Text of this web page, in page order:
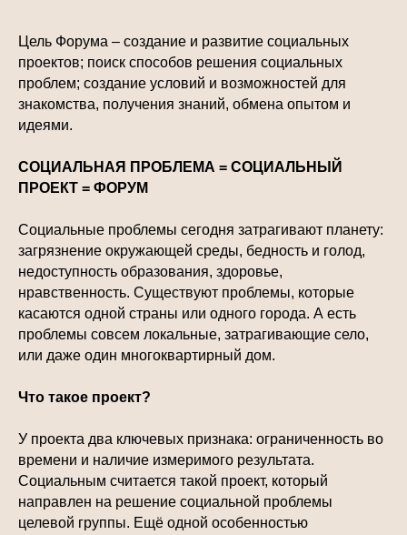
Цель Форума – создание и развитие социальных
проектов; поиск способов решения социальных
проблем; создание условий и возможностей для
знакомства, получения знаний, обмена опытом и
идеями.
СОЦИАЛЬНАЯ ПРОБЛЕМА = СОЦИАЛЬНЫЙ
ПРОЕКТ = ФОРУМ
Социальные проблемы сегодня затрагивают планету:
загрязнение окружающей среды, бедность и голод,
недоступность образования, здоровье,
нравственность. Существуют проблемы, которые
касаются одной страны или одного города. А есть
проблемы совсем локальные, затрагивающие село,
или даже один многоквартирный дом.
Что такое проект?
У проекта два ключевых признака: ограниченность во
времени и наличие измеримого результата.
Социальным считается такой проект, который
направлен на решение социальной проблемы
целевой группы. Ещё одной особенностью